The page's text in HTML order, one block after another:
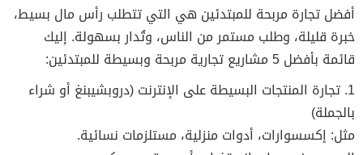
أفضل تجارة مربحة للمبتدئين هي التي تتطلب رأس مال بسيط،
خبرة قليلة، وطلب مستمر من الناس، وتُدار بسهولة. إليك
قائمة بأفضل 5 مشاريع تجارية مربحة وبسيطة للمبتدئين:
1. تجارة المنتجات البسيطة على الإنترنت (دروبشيبنغ أو شراء
بالجملة)
مثل: إكسسوارات، أدوات منزلية، مستلزمات نسائية.